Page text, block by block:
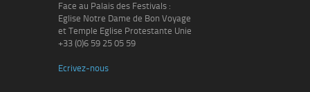
Face au Palais des Festivals :
Eglise Notre Dame de Bon Voyage
et Temple Eglise Protestante Unie
+33 (0)6 59 25 05 59
Ecrivez-nous